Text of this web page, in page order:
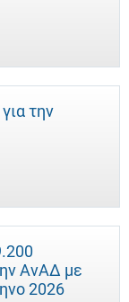
την
ΑνΑΔ με
2026